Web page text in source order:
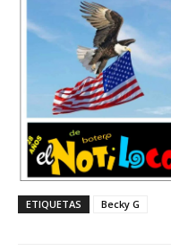
ETIQUETAS Becky G